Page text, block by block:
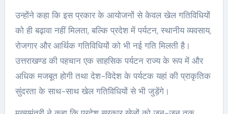
उन्होंने कहा कि इस प्रकार के आयोजनों से केवल खेल गतिविधियों
को ही बढ़ावा नहीं मिलता, बल्कि प्रदेश में पर्यटन, स्थानीय व्यवसाय,
रोजगार और आर्थिक गतिविधियों को भी नई गति मिलती है।
उत्तराखण्ड की पहचान एक साहसिक पर्यटन राज्य के रूप में और
अधिक मजबूत होगी तथा देश-विदेश के पर्यटक यहां की प्राकृतिक
सुंदरता के साथ-साथ खेल गतिविधियों से भी जुड़ेंगे।